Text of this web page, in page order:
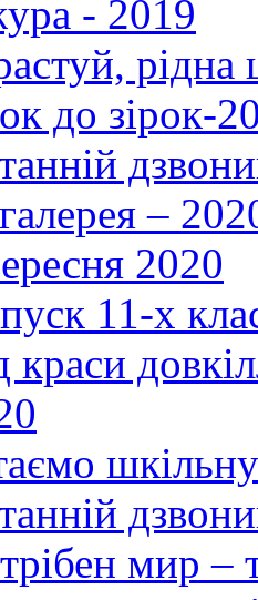
- 2019
до зірок-
–
2020
11-х
краси
мир –